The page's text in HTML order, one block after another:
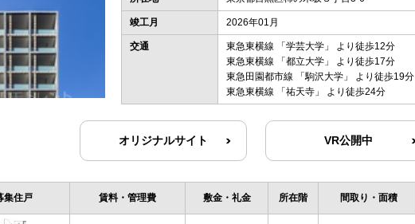
竣工月 2026年01月
交通 東急東横線 「 学芸大学 」 より徒歩12分
東急東横線 「 都立大学 」 より徒歩17分
東急田園都市線 「駒沢大学 」 より徒歩19分
東急東横線 「 祐天寺 」 より徒歩24分
オリジナルサイト VR公開中
集住戸 賃料・管理費 敷金・礼金 所在階 間取り・面積